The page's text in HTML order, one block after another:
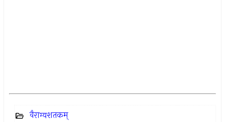
वैराग्यशतकम्